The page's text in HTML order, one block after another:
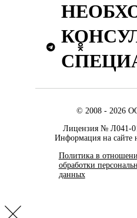
© 2008 - 2026
Лицензия № Л041-
Информация на сайте
Политика в
обработки
данных